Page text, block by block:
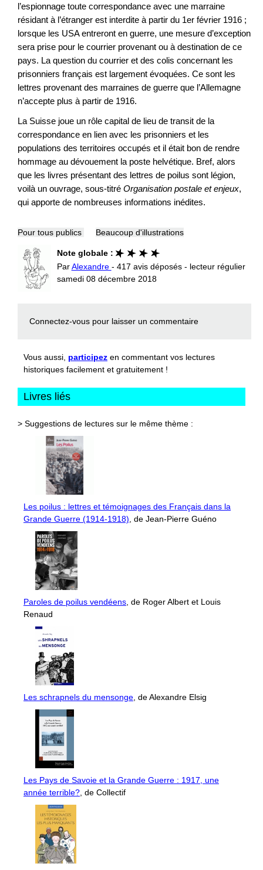
l’espionnage toute correspondance avec une marraine
résidant à l’étranger est interdite à partir du 1er février 1916 ;
lorsque les USA entreront en guerre, une mesure d’exception
sera prise pour le courrier provenant ou à destination de ce
pays. La question du courrier et des colis concernant les
prisonniers français est largement évoquées. Ce sont les
lettres provenant des marraines de guerre que l’Allemagne
n’accepte plus à partir de 1916.
La Suisse joue un rôle capital de lieu de transit de la
correspondance en lien avec les prisonniers et les
populations des territoires occupés et il était bon de rendre
hommage au dévouement la poste helvétique. Bref, alors
que les livres présentant des lettres de poilus sont légion,
voilà un ouvrage, sous-titré Organisation postale et enjeux,
qui apporte de nombreuses informations inédites.
Pour tous publics Beaucoup d'illustrations
Note globale :
ParAlexandre - 417 avis déposés - lecteur régulier
samedi 08 décembre 2018
Connectez-vous pour laisser un commentaire
Vous aussi, participez en commentant vos lectures
historiques facilement et gratuitement !
Livres liés
> Suggestions de lectures sur le même thème :
Les poilus : lettres et témoignages des Français dans la
Grande Guerre (1914-1918), de Jean-Pierre Guéno
Paroles de poilus vendéens, de Roger Albert et Louis
Renaud
Les schrapnels du mensonge, de Alexandre Elsig
Les Pays de Savoie et la Grande Guerre : 1917, une
année terrible?, de Collectif